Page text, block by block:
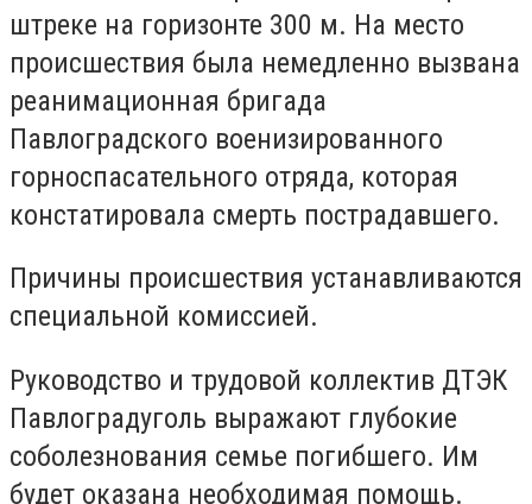
штреке на горизонте 300 м. На место
происшествия была немедленно вызвана
реанимационная бригада
Павлоградского военизированного
горноспасательного отряда, которая
констатировала смерть пострадавшего.
Причины происшествия устанавливаются
специальной комиссией.
Руководство и трудовой коллектив ДТЭК
Павлоградуголь выражают глубокие
соболезнования семье погибшего. Им
будет оказана необходимая помощь.